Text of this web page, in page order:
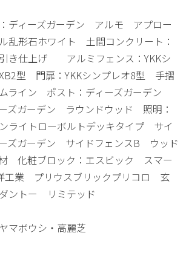
：ディーズガーデン アルモ アプロー
乱形石ホワイト 土間コンクリート：
き仕上げ アルミフェンス：YKKシ
型 門扉：YKKシンプレオ8型 手摺
ライン ポスト：ディーズガーデン
ズガーデン ラウンドウッド 照明：
ライトローボルトデッキタイプ サイ
ズガーデン サイドフェンスB ウッド
化粧ブロック：エスビック スマー
工業 プリウスブリックプリコロ 玄
ントー リミテッド
マボウシ・高麗芝